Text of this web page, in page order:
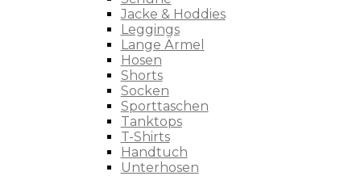
Jacke & Hoddies
Leggings
Lange Ärmel
Hosen
Shorts
Socken
Sporttaschen
Tanktops
T-Shirts
Handtuch
Unterhosen